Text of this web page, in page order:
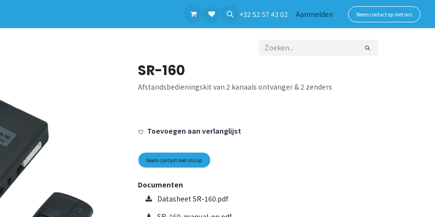
+32 52 57 43 02 Aanmelden Neem contact op met ons
SR-160
Afstandsbedieningskit van 2 kanaals ontvanger & 2 zenders
Toevoegen aan verlanglijst
Neem contant met ons op
Documenten
Datasheet SR-160.pdf